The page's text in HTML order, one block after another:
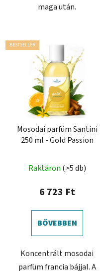
maga után.
BESTSELLER
Mosodai parfüm Santini
250 ml - Gold Passion
Raktáron (>5 db)
6 723 Ft
BŐVEBBEN
Koncentrált mosodai
parfüm francia bájjal. A